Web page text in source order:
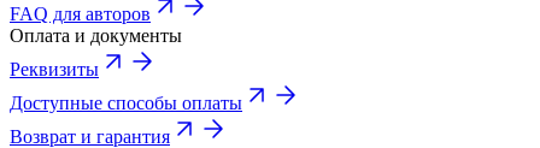
FAQ для авторов
Оплата и документы
Реквизиты
Доступные способы оплаты
Возврат и гарантия